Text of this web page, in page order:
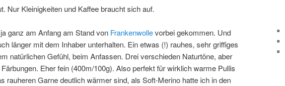
Nur Kleinigkeiten und Kaffee braucht sich auf.
ganz am Anfang am Stand von Frankenwollevorbei gekommen. Und
länger mit dem Inhaber unterhalten. Ein etwas (!) rauhes, sehr griffiges
natürlichen Gefühl, beim Anfassen. Drei verschieden Naturtöne, aber
Eher fein (400m/100g). Also perfekt für wirklich warme Pullis
rauheren Garne deutlich wärmer sind, als Soft-Merino hatte ich in den